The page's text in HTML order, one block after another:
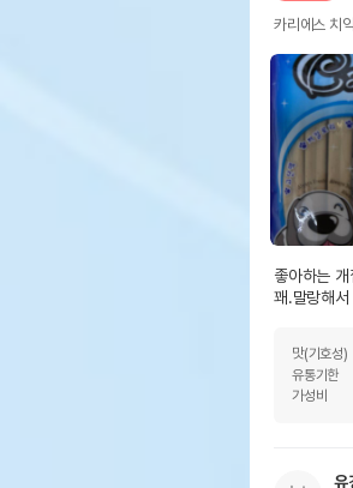
카리에스 치
좋아하는 개
꽤.말랑해
맛(기호성)
유통기한
가성비
유